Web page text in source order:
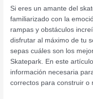
Si eres un amante del
familiarizado con la
rampas y obstáculos
disfrutar al máximo de tu
sepas cuáles son los
Skatepark. En este
información necesaria
correctos para construir o